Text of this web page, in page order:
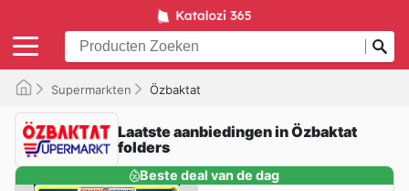
Supermarkten Özbaktat
Laatste aanbiedingen in Özbaktat
folders
Beste deal van de dag